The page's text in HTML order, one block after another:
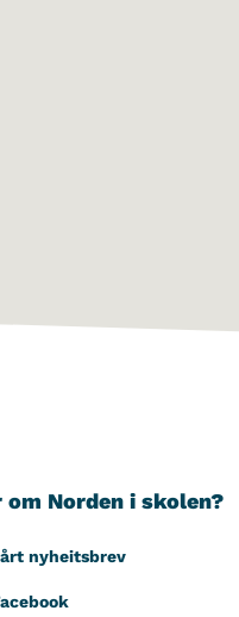
Norden i skolen?
nyheitsbrev